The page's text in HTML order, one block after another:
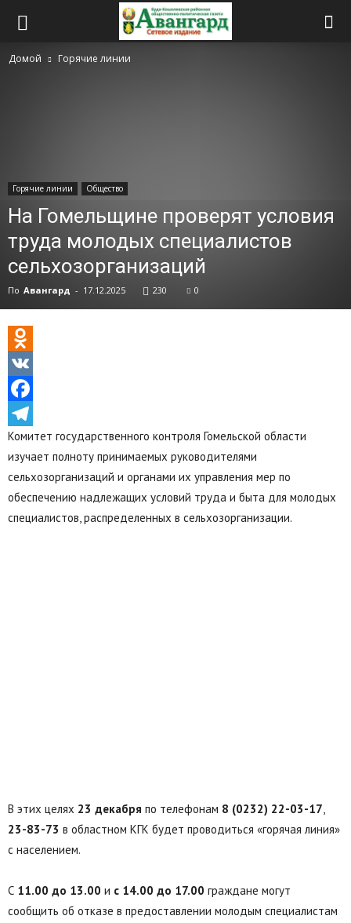
Домой Горячие линии
Горячие линии Общество
На Гомельщине проверят условия
труда молодых специалистов
сельхозорганизаций
По Авангард - 17.12.2025 230 0
Odnoklassniki
VK
Facebook
Telegram
Комитет государственного контроля Гомельской области
изучает полноту принимаемых руководителями
сельхозорганизаций и органами их управления мер по
обеспечению надлежащих условий труда и быта для молодых
специалистов, распределенных в сельхозорганизации.
В этих целях 23 декабря по телефонам 8 (0232) 22-03-17,
23-83-73 в областном КГК будет проводиться «горячая линия»
с населением.
С 11.00 до 13.00 и с 14.00 до 17.00 граждане могут
сообщить об отказе в предоставлении молодым специалистам